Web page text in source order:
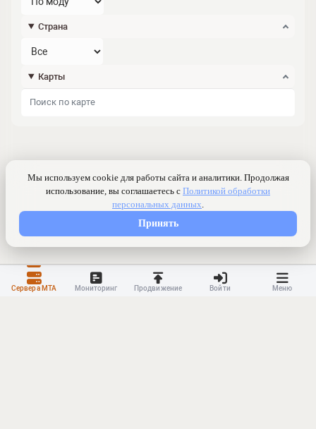
Страна
Карты
Сервера МТА Мониторинг Продвижение Войти Меню